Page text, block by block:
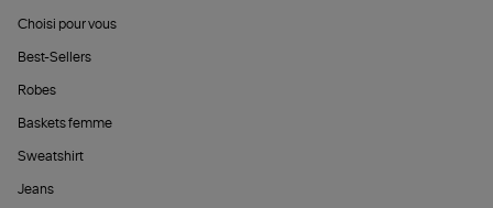
Choisi pour vous
Best-Sellers
Robes
Baskets femme
Sweatshirt
Jeans